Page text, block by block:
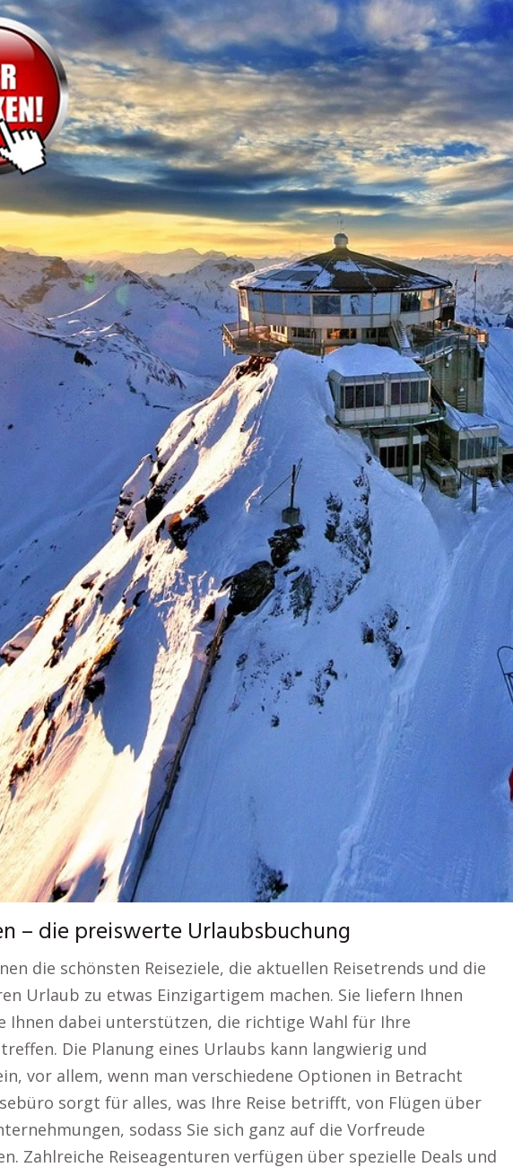
– die preiswerte Urlaubsbuchung
die schönsten Reiseziele, die aktuellen Reisetrends und die
Urlaub zu etwas Einzigartigem machen. Sie liefern Ihnen
Ihnen dabei unterstützen, die richtige Wahl für Ihre
Die Planung eines Urlaubs kann langwierig und
vor allem, wenn man verschiedene Optionen in Betracht
sorgt für alles, was Ihre Reise betrifft, von Flügen über
sodass Sie sich ganz auf die Vorfreude
Zahlreiche Reiseagenturen verfügen über spezielle Deals und